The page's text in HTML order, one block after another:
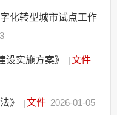
化转型城市试点工作
设实施方案》 |文件
》 |文件 2026-01-05